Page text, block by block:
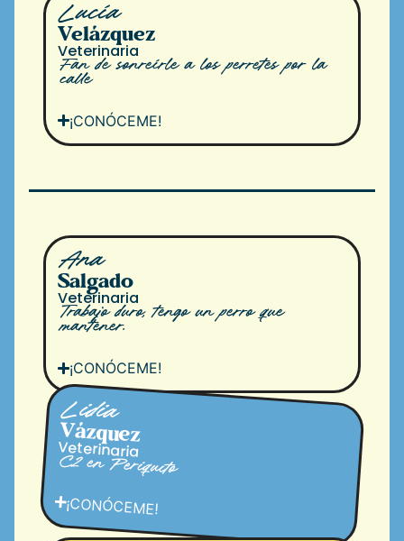
Lucía
Velázquez
Veterinaria
Fan de sonreírle a los perretes por la
calle
¡CONÓCEME!
Ana
Salgado
Veterinaria
Trabajo duro, tengo un perro que
mantener.
¡CONÓCEME!
Lidia
Vázquez
Veterinaria
C2 en Periquito
¡CONÓCEME!